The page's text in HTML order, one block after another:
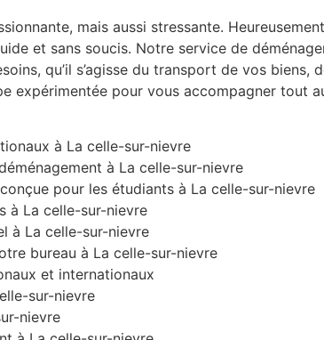
mais aussi stressante.
et sans soucis. Notre service de
qu’il s’agisse du transport de vos
expérimentée pour vous accompagner tout
à La celle-sur-nievre
à La celle-sur-nievre
pour les étudiants à La celle-sur-nievre
à La celle-sur-nievre
à La celle-sur-nievre
bureau à La celle-sur-nievre
et internationaux
sur-nievre
nievre